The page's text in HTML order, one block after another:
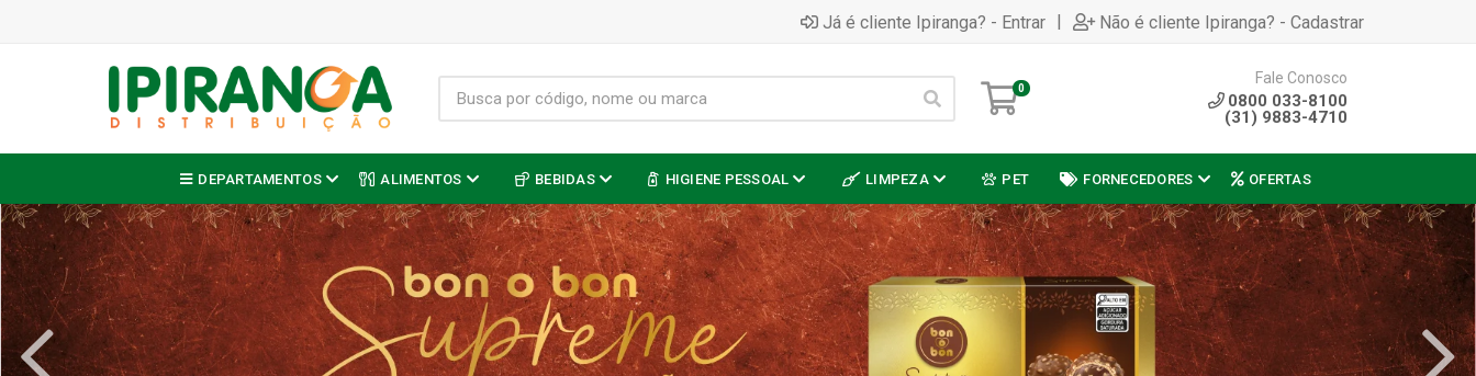
Já é cliente Ipiranga? - Entrar | Não é cliente Ipiranga? - Cadastrar
0
Fale Conosco
0800 033-8100
(31) 9883-4710
DEPARTAMENTOS ALIMENTOS BEBIDAS HIGIENE PESSOAL LIMPEZA PET FORNECEDORES OFERTAS